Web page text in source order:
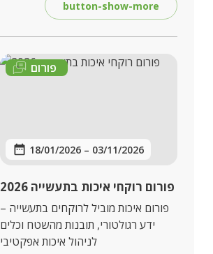
button-show-more
פורום
18/01/2026– 03/11/2026
פורום רוקחי איכות בתעשייה 2026
פורום איכות מוביל לרוקחים בתעשייה –
ידע רגולטורי, תובנות מהשטח וכלים
לניהול איכות אפקטיבי